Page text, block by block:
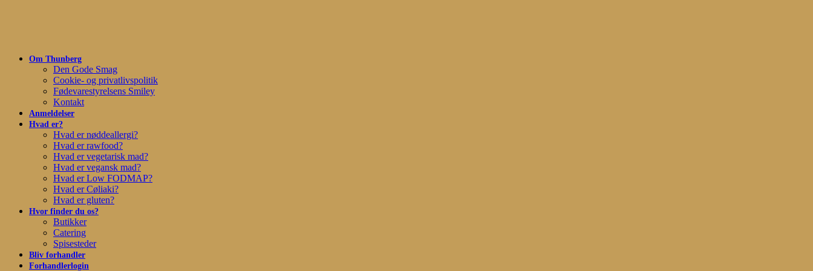
Om Thunberg
Den Gode Smag
Cookie- og privatlivspolitik
Fødevarestyrelsens Smiley
Kontakt
Anmeldelser
Hvad er?
Hvad er nøddeallergi?
Hvad er rawfood?
Hvad er vegetarisk mad?
Hvad er vegansk mad?
Hvad er Low FODMAP?
Hvad er Cøliaki?
Hvad er gluten?
Hvor finder du os?
Butikker
Catering
Spisesteder
Bliv forhandler
Forhandlerlogin